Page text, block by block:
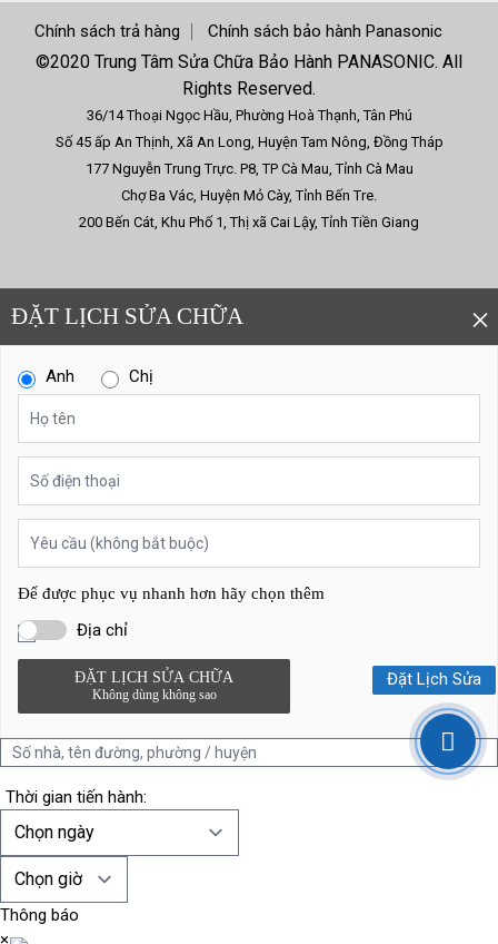
Chính sách trả hàng Chính sách bảo hành Panasonic
©2020 Trung Tâm Sửa Chữa Bảo Hành PANASONIC. All
Rights Reserved.
36/14 Thoại Ngọc Hầu, Phường Hoà Thạnh, Tân Phú
Số 45 ấp An Thịnh, Xã An Long, Huyện Tam Nông, Đồng Tháp
177 Nguyễn Trung Trực. P8, TP Cà Mau, Tỉnh Cà Mau
Chợ Ba Vác, Huyện Mỏ Cày, Tỉnh Bến Tre.
200 Bến Cát, Khu Phố 1, Thị xã Cai Lậy, Tỉnh Tiền Giang
Đặt Lịch Sửa
ĐẶT LỊCH SỬA CHỮA ×
Anh Chị
Để được phục vụ nhanh hơn hãy chọn thêm
Địa chỉ
ĐẶT LỊCH SỬA CHỮA
Không dùng không sao
Thời gian tiến hành:
Thông báo
×